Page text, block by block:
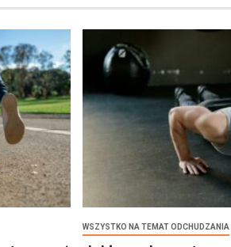
WSZYSTKO NA TEMAT ODCHUDZANIA